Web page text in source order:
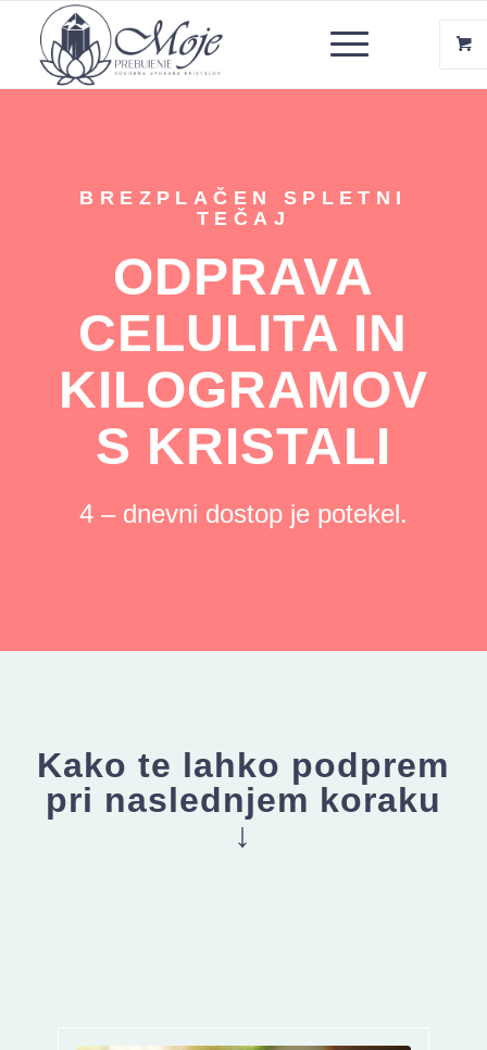
BREZPLAČEN SPLETNI
TEČAJ
ODPRAVA
CELULITA IN
KILOGRAMOV
S KRISTALI
4 – dnevni dostop je potekel.
Kako te lahko podprem
pri naslednjem koraku
↓